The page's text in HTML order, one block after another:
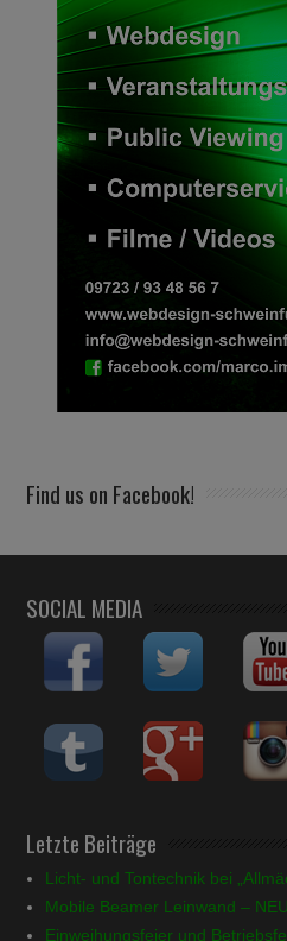
Find us on Facebook!
SOCIAL MEDIA
Letzte Beiträge
Licht- und Tontechnik bei
Mobile Beamer Leinwand –
Einweihungsfeier und